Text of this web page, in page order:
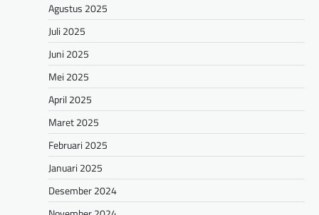
Agustus 2025
Juli 2025
Juni 2025
Mei 2025
April 2025
Maret 2025
Februari 2025
Januari 2025
Desember 2024